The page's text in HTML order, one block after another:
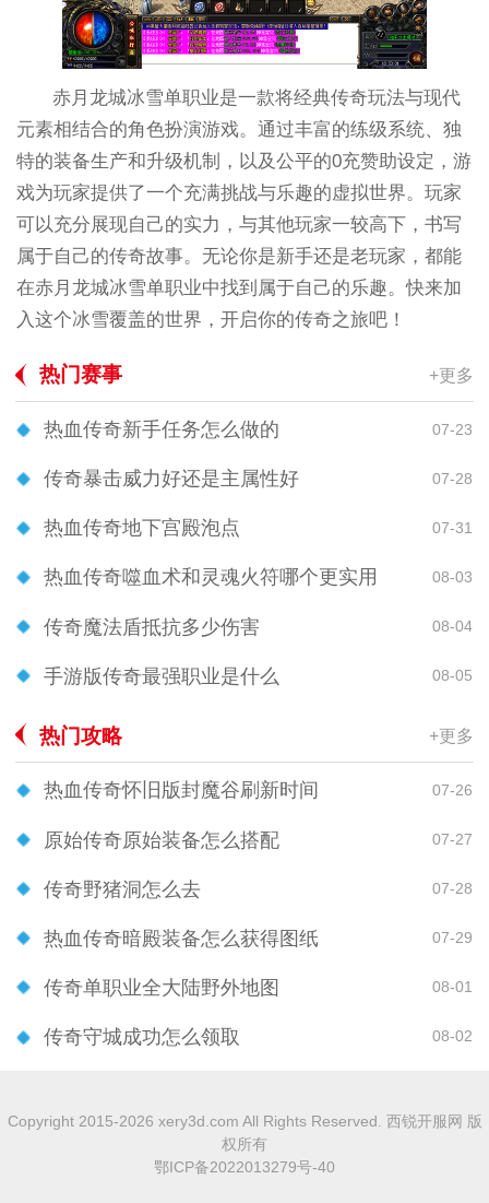
赤月龙城冰雪单职业是一款将经典传奇玩法与现代
元素相结合的角色扮演游戏。通过丰富的练级系统、独
特的装备生产和升级机制，以及公平的0充赞助设定，游
戏为玩家提供了一个充满挑战与乐趣的虚拟世界。玩家
可以充分展现自己的实力，与其他玩家一较高下，书写
属于自己的传奇故事。无论你是新手还是老玩家，都能
在赤月龙城冰雪单职业中找到属于自己的乐趣。快来加
入这个冰雪覆盖的世界，开启你的传奇之旅吧！
热门赛事 +更多
热血传奇新手任务怎么做的 07-23
传奇暴击威力好还是主属性好 07-28
热血传奇地下宫殿泡点 07-31
热血传奇噬血术和灵魂火符哪个更实用 08-03
传奇魔法盾抵抗多少伤害 08-04
手游版传奇最强职业是什么 08-05
热门攻略 +更多
热血传奇怀旧版封魔谷刷新时间 07-26
原始传奇原始装备怎么搭配 07-27
传奇野猪洞怎么去 07-28
热血传奇暗殿装备怎么获得图纸 07-29
传奇单职业全大陆野外地图 08-01
传奇守城成功怎么领取 08-02
Copyright 2015-2026 xery3d.com All Rights Reserved. 西锐开服网 版
权所有
鄂ICP备2022013279号-40